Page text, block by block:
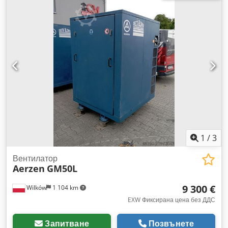
1 /3
Wilków 1 104 km
Вентилатор
Aerzen GM50L
9 300 €
EXW Фиксирана цена без ДДС
Запитване Позвънете